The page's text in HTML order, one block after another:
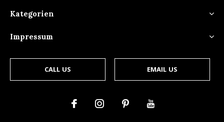
Kategorien
Impressum
CALL US EMAIL US